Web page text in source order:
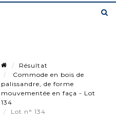
Résultat
Commode en bois de
palissandre, de forme
mouvementée en faça - Lot
134
Lot n° 134